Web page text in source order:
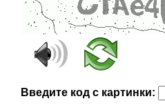
Введите код с картинки: